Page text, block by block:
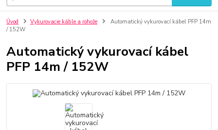
Úvod Vykurovacie káble a rohože
Automatický vykurovací kábel PFP 14m
/ 152W
Automatický vykurovací kábel
PFP 14m / 152W